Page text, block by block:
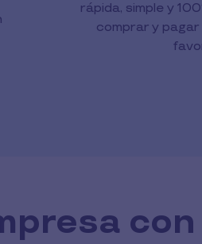
rápida, simple y
comprar y
con